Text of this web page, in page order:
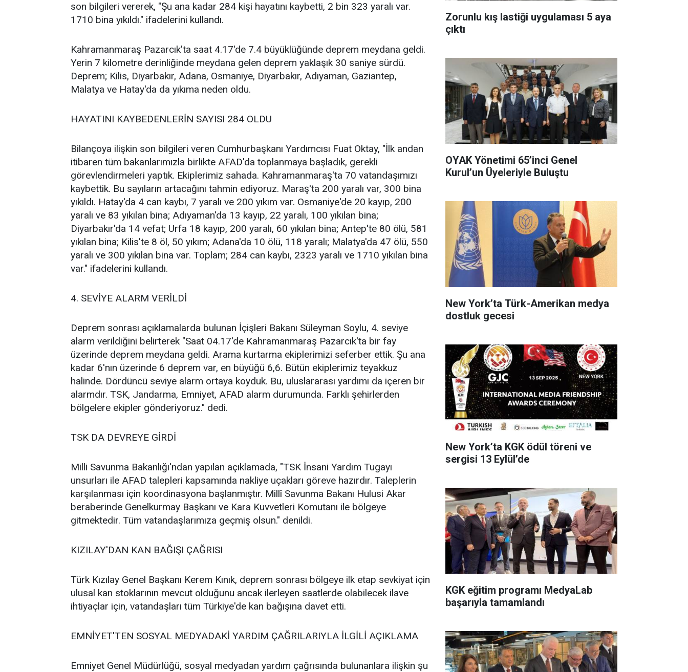
son bilgileri vererek, "Şu ana kadar 284 kişi hayatını kaybetti, 2 bin 323 yaralı var.
1710 bina yıkıldı." ifadelerini kullandı.
Kahramanmaraş Pazarcık'ta saat 4.17'de 7.4 büyüklüğünde deprem meydana geldi.
Yerin 7 kilometre derinliğinde meydana gelen deprem yaklaşık 30 saniye sürdü.
Deprem; Kilis, Diyarbakır, Adana, Osmaniye, Diyarbakır, Adıyaman, Gaziantep,
Malatya ve Hatay'da da yıkıma neden oldu.
HAYATINI KAYBEDENLERİN SAYISI 284 OLDU
Bilançoya ilişkin son bilgileri veren Cumhurbaşkanı Yardımcısı Fuat Oktay, "İlk andan
itibaren tüm bakanlarımızla birlikte AFAD'da toplanmaya başladık, gerekli
görevlendirmeleri yaptık. Ekiplerimiz sahada. Kahramanmaraş'ta 70 vatandaşımızı
kaybettik. Bu sayıların artacağını tahmin ediyoruz. Maraş'ta 200 yaralı var, 300 bina
yıkıldı. Hatay'da 4 can kaybı, 7 yaralı ve 200 yıkım var. Osmaniye'de 20 kayıp, 200
yaralı ve 83 yıkılan bina; Adıyaman'da 13 kayıp, 22 yaralı, 100 yıkılan bina;
Diyarbakır'da 14 vefat; Urfa 18 kayıp, 200 yaralı, 60 yıkılan bina; Antep'te 80 ölü, 581
yıkılan bina; Kilis'te 8 öl, 50 yıkım; Adana'da 10 ölü, 118 yaralı; Malatya'da 47 ölü, 550
yaralı ve 300 yıkılan bina var. Toplam; 284 can kaybı, 2323 yaralı ve 1710 yıkılan bina
var." ifadelerini kullandı.
4. SEVİYE ALARM VERİLDİ
Deprem sonrası açıklamalarda bulunan İçişleri Bakanı Süleyman Soylu, 4. seviye
alarm verildiğini belirterek "Saat 04.17'de Kahramanmaraş Pazarcık'ta bir fay
üzerinde deprem meydana geldi. Arama kurtarma ekiplerimizi seferber ettik. Şu ana
kadar 6'nın üzerinde 6 deprem var, en büyüğü 6,6. Bütün ekiplerimiz teyakkuz
halinde. Dördüncü seviye alarm ortaya koyduk. Bu, uluslararası yardımı da içeren bir
alarmdır. TSK, Jandarma, Emniyet, AFAD alarm durumunda. Farklı şehirlerden
bölgelere ekipler gönderiyoruz." dedi.
TSK DA DEVREYE GİRDİ
Milli Savunma Bakanlığı'ndan yapılan açıklamada, "TSK İnsani Yardım Tugayı
unsurları ile AFAD talepleri kapsamında nakliye uçakları göreve hazırdır. Taleplerin
karşılanması için koordinasyona başlanmıştır. Millî Savunma Bakanı Hulusi Akar
beraberinde Genelkurmay Başkanı ve Kara Kuvvetleri Komutanı ile bölgeye
gitmektedir. Tüm vatandaşlarımıza geçmiş olsun." denildi.
KIZILAY'DAN KAN BAĞIŞI ÇAĞRISI
Türk Kızılay Genel Başkanı Kerem Kınık, deprem sonrası bölgeye ilk etap sevkiyat için
ulusal kan stoklarının mevcut olduğunu ancak ilerleyen saatlerde olabilecek ilave
ihtiyaçlar için, vatandaşları tüm Türkiye'de kan bağışına davet etti.
EMNİYET'TEN SOSYAL MEDYADAKİ YARDIM ÇAĞRILARIYLA İLGİLİ AÇIKLAMA
Emniyet Genel Müdürlüğü, sosyal medyadan yardım çağrısında bulunanlara ilişkin şu
Zorunlu kış lastiği uygulaması 5 aya
çıktı
OYAK Yönetimi 65’inci Genel
Kurul’un Üyeleriyle Buluştu
New York’ta Türk-Amerikan medya
dostluk gecesi
New York’ta KGK ödül töreni ve
sergisi 13 Eylül’de
KGK eğitim programı MedyaLab
başarıyla tamamlandı